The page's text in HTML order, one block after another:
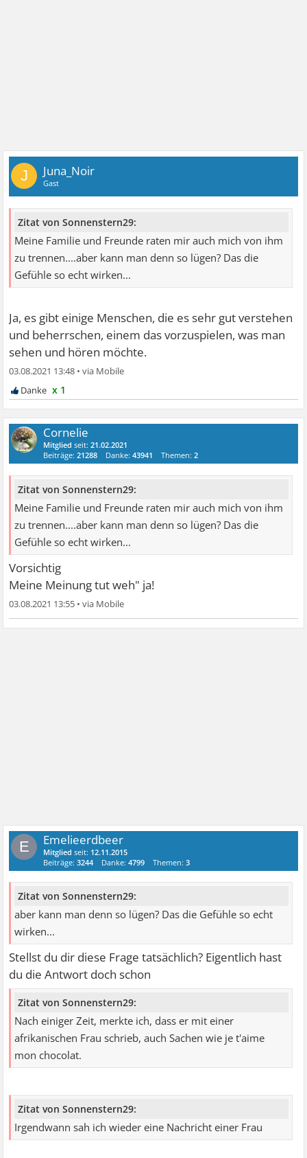
J Juna_Noir
Gast
Zitat von Sonnenstern29:
Meine Familie und Freunde raten mir auch mich von ihm
zu trennen....aber kann man denn so lügen? Das die
Gefühle so echt wirken...
Ja, es gibt einige Menschen, die es sehr gut verstehen
und beherrschen, einem das vorzuspielen, was man
sehen und hören möchte.
03.08.2021 13:48 •
x 1
Cornelie
Mitglied seit:21.02.2021
Beiträge:21288 Danke:43941 Themen:2
Zitat von Sonnenstern29:
Meine Familie und Freunde raten mir auch mich von ihm
zu trennen....aber kann man denn so lügen? Das die
Gefühle so echt wirken...
Vorsichtig
Meine Meinung tut weh" ja!
03.08.2021 13:55 •
E Emelieerdbeer
Mitglied seit: 12.11.2015
Beiträge:3244 Danke:4799 Themen:3
Zitat von Sonnenstern29:
aber kann man denn so lügen? Das die Gefühle so echt
wirken...
Stellst du dir diese Frage tatsächlich? Eigentlich hast
du die Antwort doch schon
Zitat von Sonnenstern29:
Nach einiger Zeit, merkte ich, dass er mit einer
afrikanischen Frau schrieb, auch Sachen wie je t'aime
mon chocolat.
Zitat von Sonnenstern29:
Irgendwann sah ich wieder eine Nachricht einer Frau